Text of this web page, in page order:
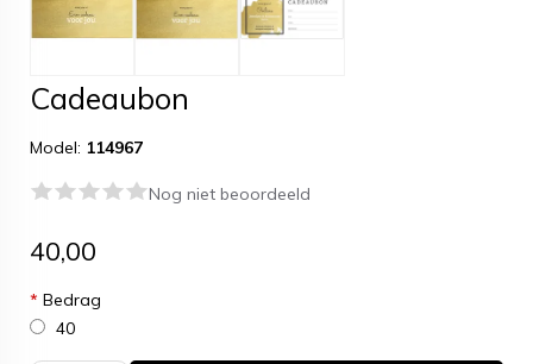
Cadeaubon
Model: 114967
Nog niet beoordeeld
40,00
* Bedrag
40